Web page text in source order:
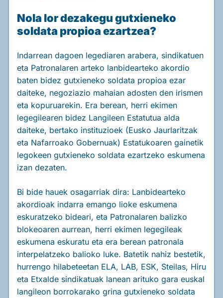
Nola lor dezakegu gutxieneko
soldata propioa ezartzea?
Indarrean dagoen legediaren arabera, sindikatuen
eta Patronalaren arteko lanbidearteko akordio
baten bidez gutxieneko soldata propioa ezar
daiteke, negoziazio mahaian adosten den irismen
eta kopuruarekin. Era berean, herri ekimen
legegilearen bidez Langileen Estatutua alda
daiteke, bertako instituzioek (Eusko Jaurlaritzak
eta Nafarroako Gobernuak) Estatukoaren gainetik
legokeen gutxieneko soldata ezartzeko eskumena
izan dezaten.
Bi bide hauek osagarriak dira: Lanbidearteko
akordioak indarra emango lioke eskumena
eskuratzeko bideari, eta Patronalaren balizko
blokeoaren aurrean, herri ekimen legegileak
eskumena eskuratu eta era berean patronala
interpelatzeko balioko luke. Batetik nahiz bestetik,
hurrengo hilabeteetan ELA, LAB, ESK, Steilas, Hiru
eta Etxalde sindikatuak lanean arituko gara euskal
langileon borrokarako grina gutxieneko soldata